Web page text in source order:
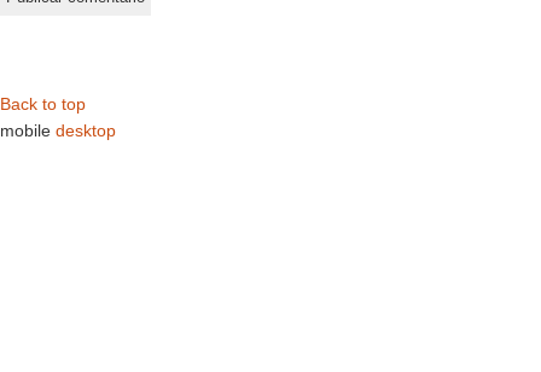
Back to top
mobile desktop